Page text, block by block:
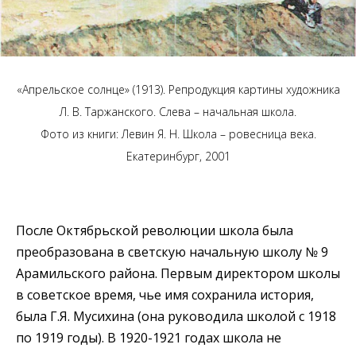
«Апрельское солнце» (1913). Репродукция картины художника
Л. В. Таржанского. Слева – начальная школа.
Фото из книги: Левин Я. Н. Школа – ровесница века.
Екатеринбург, 2001
После Октябрьской революции школа была
преобразована в светскую начальную школу № 9
Арамильского района. Первым директором школы
в советское время, чье имя сохранила история,
была Г.Я. Мусихина (она руководила школой с 1918
по 1919 годы). В 1920-1921 годах школа не